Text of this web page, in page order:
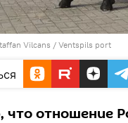
Vilcans / Ventspils port
отношение